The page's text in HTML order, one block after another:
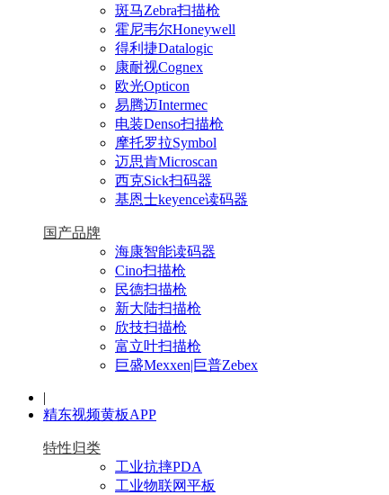
斑马Zebra扫描枪
霍尼韦尔Honeywell
得利捷Datalogic
康耐视Cognex
欧光Opticon
易腾迈Intermec
电装Denso扫描枪
摩托罗拉Symbol
迈思肯Microscan
西克Sick扫码器
基恩士keyence读码器
国产品牌
海康智能读码器
Cino扫描枪
民德扫描枪
新大陆扫描枪
欣技扫描枪
富立叶扫描枪
巨盛Mexxen|巨普Zebex
|
精东视频黄板APP
特性归类
工业抗摔PDA
工业物联网平板